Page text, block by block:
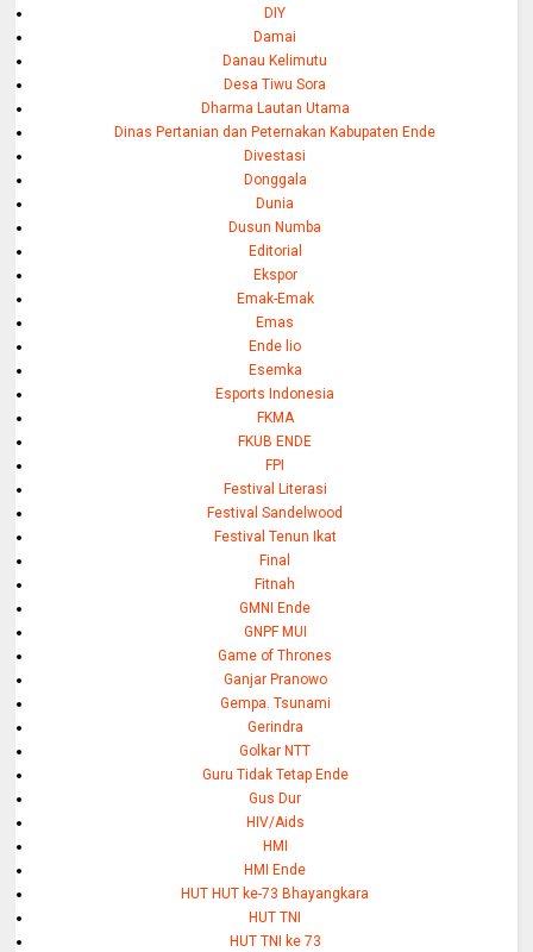
DIY
Damai
Danau Kelimutu
Desa Tiwu Sora
Dharma Lautan Utama
Dinas Pertanian dan Peternakan Kabupaten Ende
Divestasi
Donggala
Dunia
Dusun Numba
Editorial
Ekspor
Emak-Emak
Emas
Ende lio
Esemka
Esports Indonesia
FKMA
FKUB ENDE
FPI
Festival Literasi
Festival Sandelwood
Festival Tenun Ikat
Final
Fitnah
GMNI Ende
GNPF MUI
Game of Thrones
Ganjar Pranowo
Gempa. Tsunami
Gerindra
Golkar NTT
Guru Tidak Tetap Ende
Gus Dur
HIV/Aids
HMI
HMI Ende
HUT HUT ke-73 Bhayangkara
HUT TNI
HUT TNI ke 73